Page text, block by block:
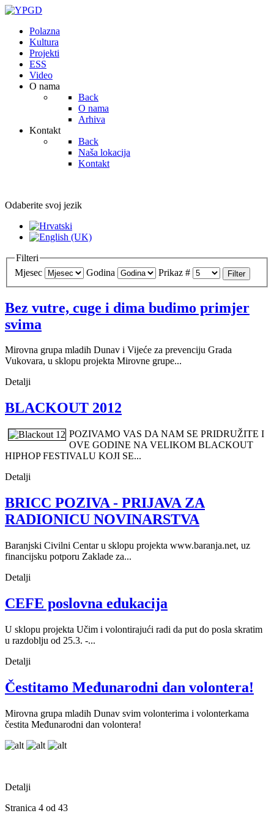
Polazna
Kultura
Projekti
ESS
Video
O nama
Back
O nama
Arhiva
Kontakt
Back
Naša lokacija
Kontakt
Odaberite svoj jezik
Filteri
Mjesec
Godina Prikaz # Filter
Bez vutre, cuge i dima budimo primjer
svima
Mirovna grupa mladih Dunav i Vijeće za prevenciju Grada
Vukovara, u sklopu projekta Mirovne grupe...
Detalji
BLACKOUT 2012
POZIVAMO VAS DA NAM SE PRIDRUŽITE I
OVE GODINE NA VELIKOM BLACKOUT
HIPHOP FESTIVALU KOJI SE...
Detalji
BRICC POZIVA - PRIJAVA ZA
RADIONICU NOVINARSTVA
Baranjski Civilni Centar u sklopu projekta www.baranja.net, uz
financijsku potporu Zaklade za...
Detalji
CEFE poslovna edukacija
U sklopu projekta Učim i volontirajući radi da put do posla skratim
u razdoblju od 25.3. -...
Detalji
Čestitamo Međunarodni dan volontera!
Mirovna grupa mladih Dunav svim volonterima i volonterkama
čestita Međunarodni dan volontera!
Detalji
Stranica 4 od 43